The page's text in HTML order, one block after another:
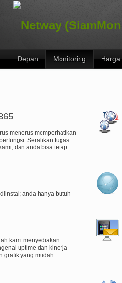
Depan Monitoring Harga
menerus memperhatikan
Serahkan tugas
dan anda bisa tetap
anda hanya butuh
kami menyediakan
uptime dan kinerja
grafik yang mudah